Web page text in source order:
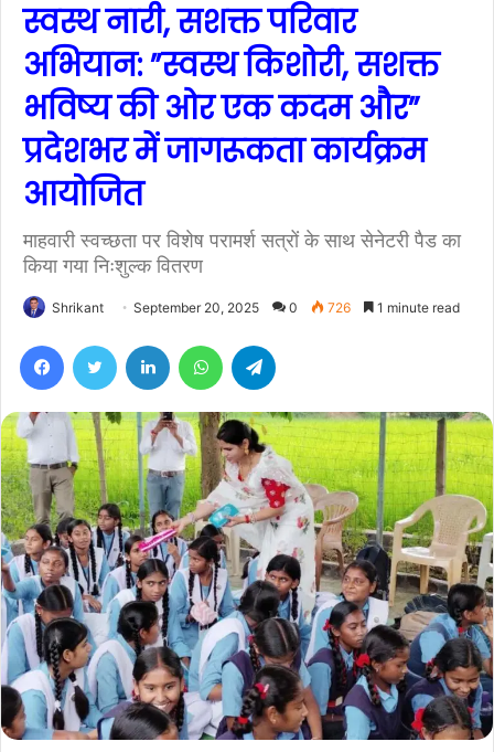
स्वस्थ नारी, सशक्त परिवार
अभियान: ”स्वस्थ किशोरी, सशक्त
भविष्य की ओर एक कदम और”
प्रदेशभर में जागरूकता कार्यक्रम
आयोजित
माहवारी स्वच्छता पर विशेष परामर्श सत्रों के साथ सेनेटरी पैड का
किया गया निःशुल्क वितरण
Shrikant September 20, 2025 0 726 1 minute read